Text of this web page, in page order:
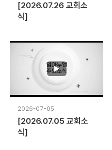
[2026.07.26 교회소
식]
2026-07-05
[2026.07.05 교회소
식]